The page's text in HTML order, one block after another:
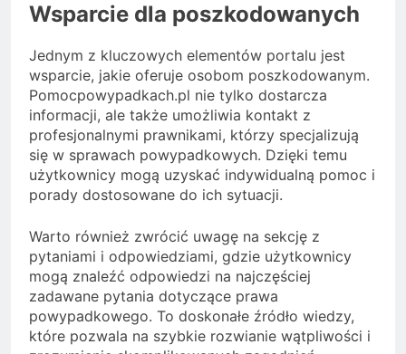
Wsparcie dla poszkodowanych
Jednym z kluczowych elementów portalu jest
wsparcie, jakie oferuje osobom poszkodowanym.
Pomocpowypadkach.pl nie tylko dostarcza
informacji, ale także umożliwia kontakt z
profesjonalnymi prawnikami, którzy specjalizują
się w sprawach powypadkowych. Dzięki temu
użytkownicy mogą uzyskać indywidualną pomoc i
porady dostosowane do ich sytuacji.
Warto również zwrócić uwagę na sekcję z
pytaniami i odpowiedziami, gdzie użytkownicy
mogą znaleźć odpowiedzi na najczęściej
zadawane pytania dotyczące prawa
powypadkowego. To doskonałe źródło wiedzy,
które pozwala na szybkie rozwianie wątpliwości i